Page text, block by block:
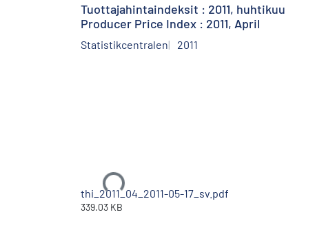
Tuottajahintaindeksit : 2011, huhtikuu
Producer Price Index : 2011, April
Statistikcentralen 2011
Ladataan...
thi_2011_04_2011-05-17_sv.pdf
339.03 KB